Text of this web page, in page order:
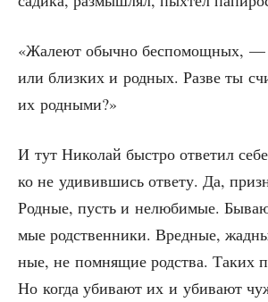
«Жале­ют обыч­но бес­по­мощ­ных,
или близ­ких и род­ных. Раз­ве ты
их родными?»
И тут Нико­лай быст­ро отве­тил
ко не уди­вив­шись отве­ту. Да,
Род­ные, пусть и нелю­би­мые.
мые род­ствен­ни­ки. Вред­ные,
ные, не пом­ня­щие род­ства. Таких
Но когда уби­ва­ют их и уби­ва­ют